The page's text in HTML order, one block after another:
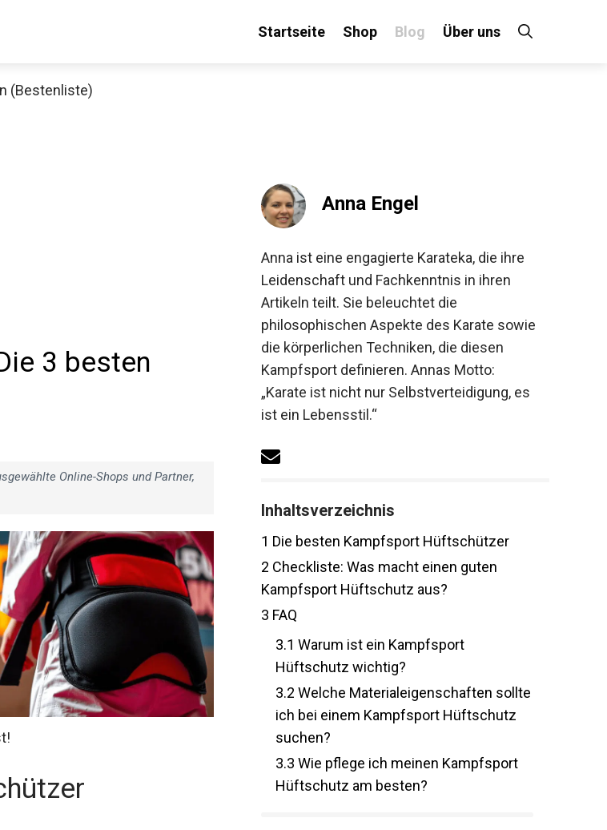
Startseite Shop Blog Über uns
(Bestenliste)
3 besten
Online-Shops und Partner,
Anna Engel
Anna ist eine engagierte Karateka, die ihre
Leidenschaft und Fachkenntnis in ihren
Artikeln teilt. Sie beleuchtet die
philosophischen Aspekte des Karate sowie
die körperlichen Techniken, die diesen
Kampfsport definieren. Annas Motto:
„Karate ist nicht nur Selbstverteidigung, es
ist ein Lebensstil.“
Inhaltsverzeichnis
Die besten Kampfsport Hüftschützer
Checkliste: Was macht einen guten
Kampfsport Hüftschutz aus?
FAQ
3.1Warum ist ein Kampfsport
Hüftschutz wichtig?
3.2Welche Materialeigenschaften
sollte ich bei einem Kampfsport
Hüftschutz suchen?
3.3Wie pflege ich meinen Kampfsport
Hüftschutz am besten?
Produkte im Sale bei Decathlon an!